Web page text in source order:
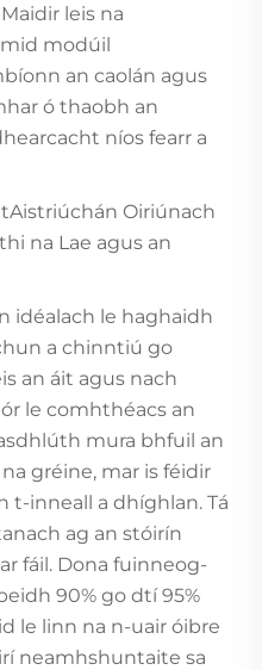
leis na
modúil
an caolán agus
ó thaobh an
níos fearr a
Oiriúnach
na Lae agus an
idéalach le haghaidh
a chinntiú go
an áit agus nach
le comhthéacs an
mura bhfuil an
gréine, mar is féidir
t-inneall a dhíghlan. Tá
ag an stóirín
fáil. Dona fuinneog-
90% go dtí 95%
le linn na n-uair óibre
neamhshuntaite sa